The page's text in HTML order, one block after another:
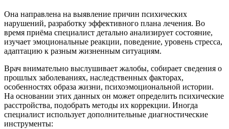
Она направлена на выявление причин психических
нарушений, разработку эффективного плана лечения. Во
время приёма специалист детально анализирует состояние,
изучает эмоциональные реакции, поведение, уровень стресса,
адаптацию к разным жизненным ситуациям.
Врач внимательно выслушивает жалобы, собирает сведения о
прошлых заболеваниях, наследственных факторах,
особенностях образа жизни, психоэмоциональной истории.
На основании этих данных он может определить психические
расстройства, подобрать методы их коррекции. Иногда
специалист использует дополнительные диагностические
инструменты: